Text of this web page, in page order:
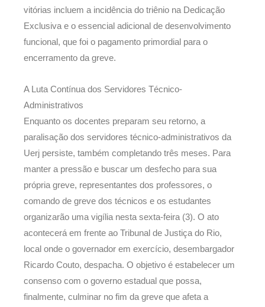
vitórias incluem a incidência do triênio na Dedicação
Exclusiva e o essencial adicional de desenvolvimento
funcional, que foi o pagamento primordial para o
encerramento da greve.
A Luta Contínua dos Servidores Técnico-
Administrativos
Enquanto os docentes preparam seu retorno, a
paralisação dos servidores técnico-administrativos da
Uerj persiste, também completando três meses. Para
manter a pressão e buscar um desfecho para sua
própria greve, representantes dos professores, o
comando de greve dos técnicos e os estudantes
organizarão uma vigília nesta sexta-feira (3). O ato
acontecerá em frente ao Tribunal de Justiça do Rio,
local onde o governador em exercício, desembargador
Ricardo Couto, despacha. O objetivo é estabelecer um
consenso com o governo estadual que possa,
finalmente, culminar no fim da greve que afeta a